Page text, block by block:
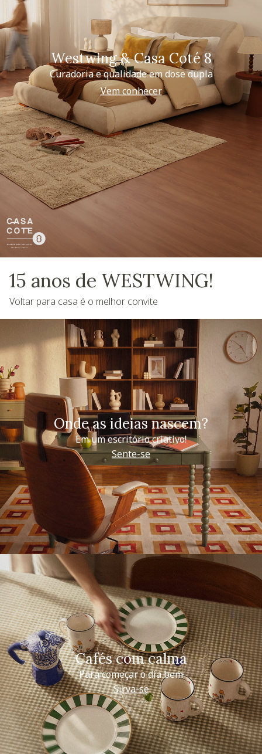
Westwing & Casa Coté 8
Curadoria e qualidade em dose dupla
Vem conhecer
15 anos de WESTWING!
Voltar para casa é o melhor convite
Onde as ideias nascem?
Em um escritório criativo!
Sente-se
Cafés com calma
Para começar o dia bem
Sirva-se